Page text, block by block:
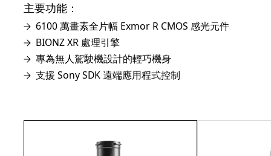
主要功能：
6100 萬畫素全片幅 Exmor R CMOS 感光元件
BIONZ XR 處理引擎
專為無人駕駛機設計的輕巧機身
支援 Sony SDK 遠端應用程式控制